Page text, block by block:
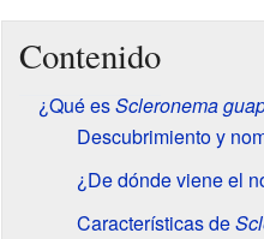
Contenido
¿Qué esScleronema
Descubrimiento y
¿De dónde viene el
Características de